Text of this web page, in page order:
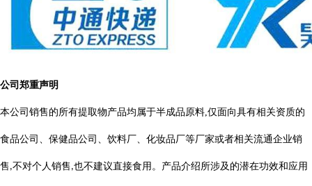
公司郑重声明
本公司销售的所有提取物产品均属于半成品原料,仅面向具有相关资质的
食品公司、保健品公司、饮料厂、化妆品厂等厂家或者相关流通企业销
售,不对个人销售,也不建议直接食用。产品介绍所涉及的潜在功效和应用